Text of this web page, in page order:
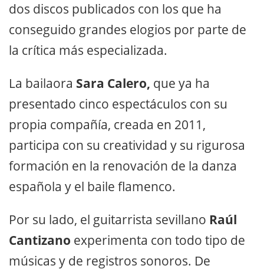
dos discos publicados con los que ha
conseguido grandes elogios por parte de
la crítica más especializada.
La bailaora Sara Calero, que ya ha
presentado cinco espectáculos con su
propia compañía, creada en 2011,
participa con su creatividad y su rigurosa
formación en la renovación de la danza
española y el baile flamenco.
Por su lado, el guitarrista sevillano Raúl
Cantizano experimenta con todo tipo de
músicas y de registros sonoros. De